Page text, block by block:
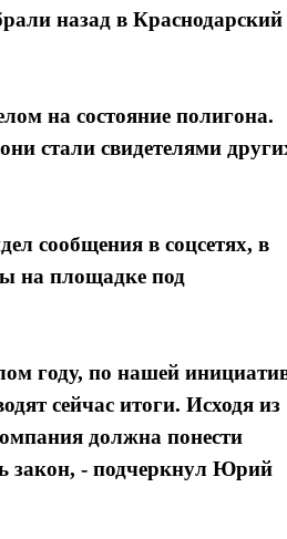
назад в Краснодарский
на состояние полигона.
стали свидетелями
сообщения в соцсетях, в
на площадке под
году, по нашей
сейчас итоги. Исходя из
должна понести
закон, - подчеркнул Юрий